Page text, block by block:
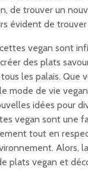
de trouver un
évident de trouver
vegan sont
des plats
les palais. Que
mode de vie
idées pour
vegan sont une
tout en
Alors,
plats vegan et